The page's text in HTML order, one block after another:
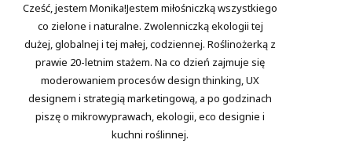
Cześć, jestem Monika!Jestem miłośniczką wszystkiego
co zielone i naturalne. Zwolenniczką ekologii tej
dużej, globalnej i tej małej, codziennej. Roślinożerką z
prawie 20-letnim stażem. Na co dzień zajmuje się
moderowaniem procesów design thinking, UX
designem i strategią marketingową, a po godzinach
piszę o mikrowyprawach, ekologii, eco designie i
kuchni roślinnej.